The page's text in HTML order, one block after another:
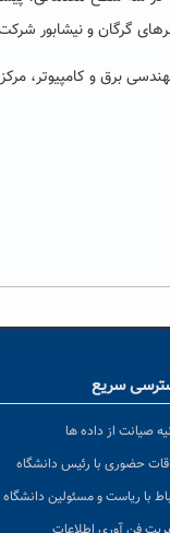
دارند و ۶ تیم در سطح دانش آموزی
برق و کامپیوتر،
سریع
صیانت از داده ها
حضوری با رئیس دانشگاه
با ریاست و مسئولین دانشگاه